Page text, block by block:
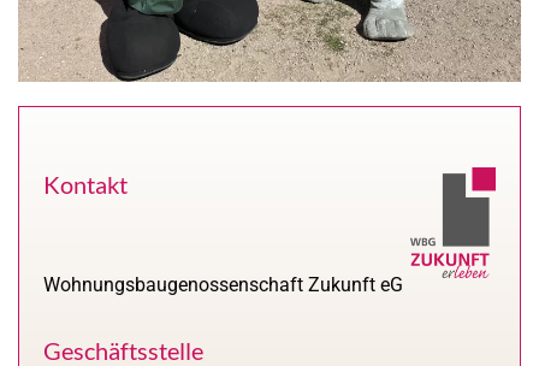
Kontakt
Wohnungsbaugenossenschaft Zukunft eG
Geschäftsstelle